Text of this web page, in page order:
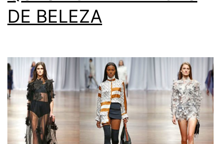
DE BELEZA